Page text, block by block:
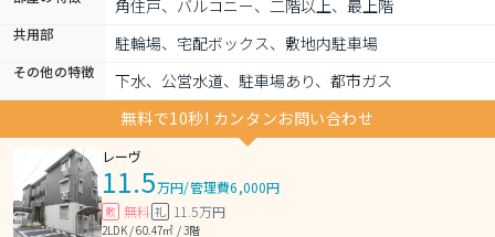
角住戸、バルコニー、二階以上、最上階
共用部 駐輪場、宅配ボックス、敷地内駐車場
その他の特徴
下水、公営水道、駐車場あり、都市ガス
無料で10秒! カンタンお問い合わせ
レーヴ
11.5万円/管理費6,000円
敷 無料 礼 11.5万円
2LDK / 60.47㎡ / 3階